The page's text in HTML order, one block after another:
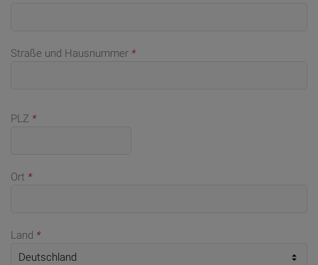
Straße und Hausnummer *
PLZ *
Ort *
Land *